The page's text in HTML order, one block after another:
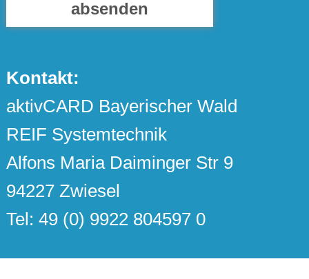
absenden
Kontakt:
aktivCARD Bayerischer Wald
REIF Systemtechnik
Alfons Maria Daiminger Str 9
94227 Zwiesel
Tel: 49 (0) 9922 804597 0